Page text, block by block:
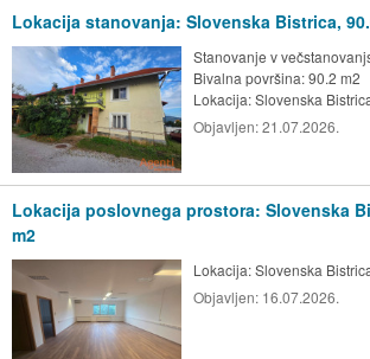
Lokacija stanovanja: Slovenska Bistrica,
Stanovanje v
Bivalna površina: 90.2 m2
Lokacija:Slovenska
Objavljen:21.07.2026.
Lokacija poslovnega prostora: Slovenska
m2
Lokacija:Slovenska
Objavljen: 16.07.2026.